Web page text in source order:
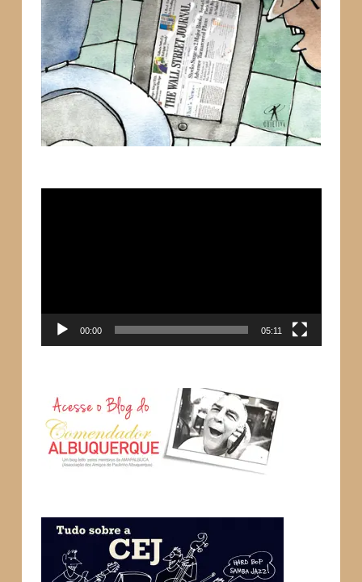
00:00 05:11